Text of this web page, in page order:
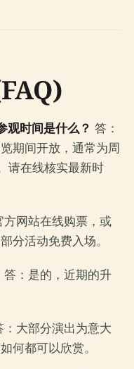
观时间是什么？ 答：
期间开放，通常为周
请在线核实最新时
方网站在线购票，或
分活动免费入场。
答：是的，近期的升
：大部分演出为意大
何都可以欣赏。